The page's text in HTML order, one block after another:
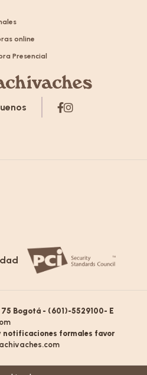
online
Presencial
75 Bogotá - (601)-5529100- E
notificaciones formales favor